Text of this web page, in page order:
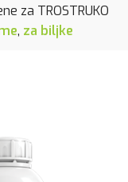
za TROSTRUKO
, za biljke